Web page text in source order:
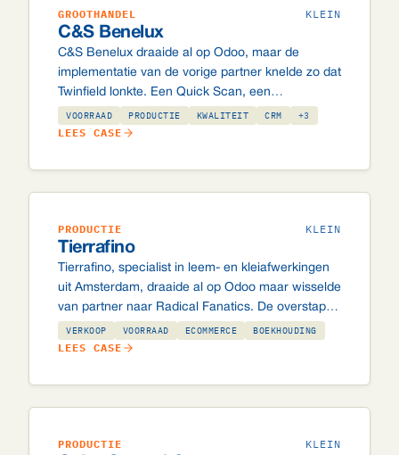
GROOTHANDEL KLEIN
C&S Benelux
C&S Benelux draaide al op Odoo, maar de
implementatie van de vorige partner knelde zo dat
Twinfield lonkte. Een Quick Scan, een
accounting-sanering en een strak upgradepad
later staat er een systeem dat wél klopt.
VOORRAAD PRODUCTIE KWALITEIT CRM +3
LEES CASE
PRODUCTIE KLEIN
Tierrafino
Tierrafino, specialist in leem- en kleiafwerkingen
uit Amsterdam, draaide al op Odoo maar wisselde
van partner naar Radical Fanatics. De overstap
verliep zonder verlies van data, licenties of
maatwerk.
VERKOOP VOORRAAD ECOMMERCE BOEKHOUDING
LEES CASE
PRODUCTIE KLEIN